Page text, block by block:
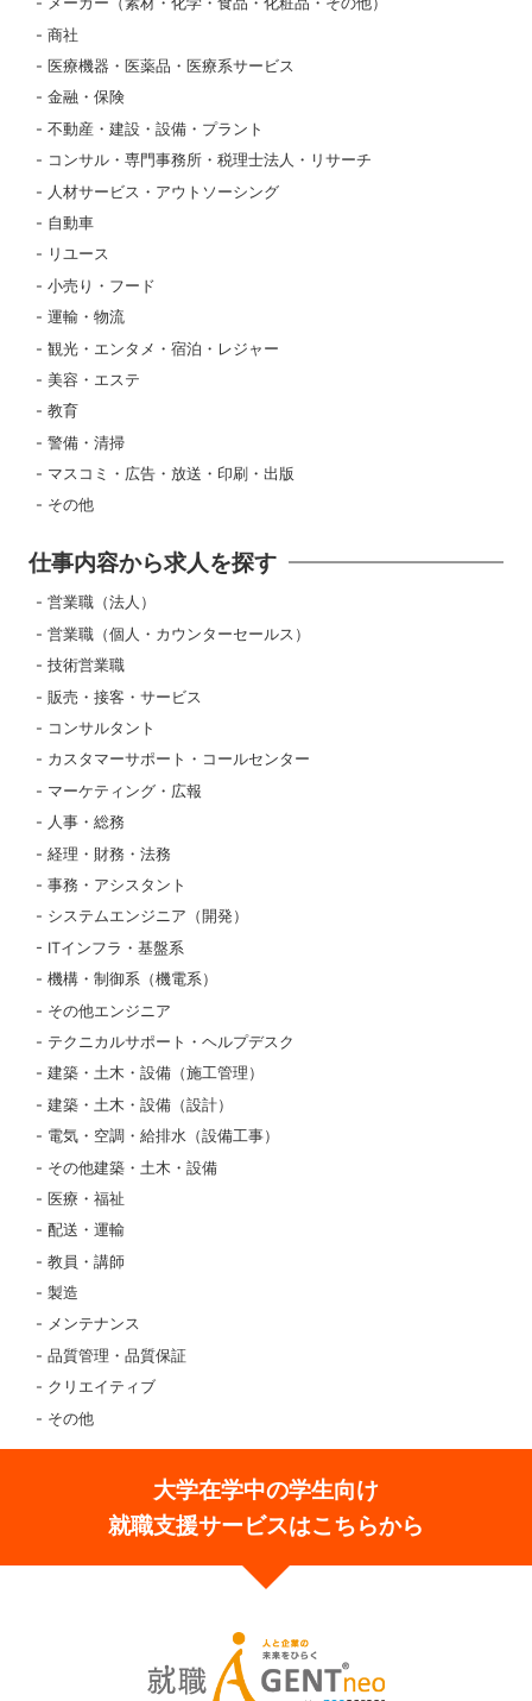
商社
医療機器・医薬品・医療系サービス
金融・保険
不動産・建設・設備・プラント
コンサル・専門事務所・税理士法人・リサーチ
人材サービス・アウトソーシング
自動車
リユース
小売り・フード
運輸・物流
観光・エンタメ・宿泊・レジャー
美容・エステ
教育
警備・清掃
マスコミ・広告・放送・印刷・出版
その他
仕事内容から求人を探す
営業職（法人）
営業職（個人・カウンターセールス）
技術営業職
販売・接客・サービス
コンサルタント
カスタマーサポート・コールセンター
マーケティング・広報
人事・総務
経理・財務・法務
事務・アシスタント
システムエンジニア（開発）
ITインフラ・基盤系
機構・制御系（機電系）
その他エンジニア
テクニカルサポート・ヘルプデスク
建築・土木・設備（施工管理）
建築・土木・設備（設計）
電気・空調・給排水（設備工事）
その他建築・土木・設備
医療・福祉
配送・運輸
教員・講師
製造
メンテナンス
品質管理・品質保証
クリエイティブ
その他
大学在学中の学生向け
就職支援サービスはこちらから